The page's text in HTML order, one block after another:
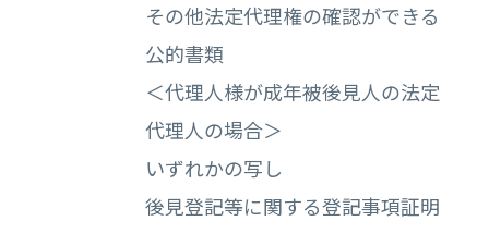
その他法定代理権の確認ができる
公的書類
＜代理人様が成年被後見人の法定
代理人の場合＞
いずれかの写し
後見登記等に関する登記事項証明